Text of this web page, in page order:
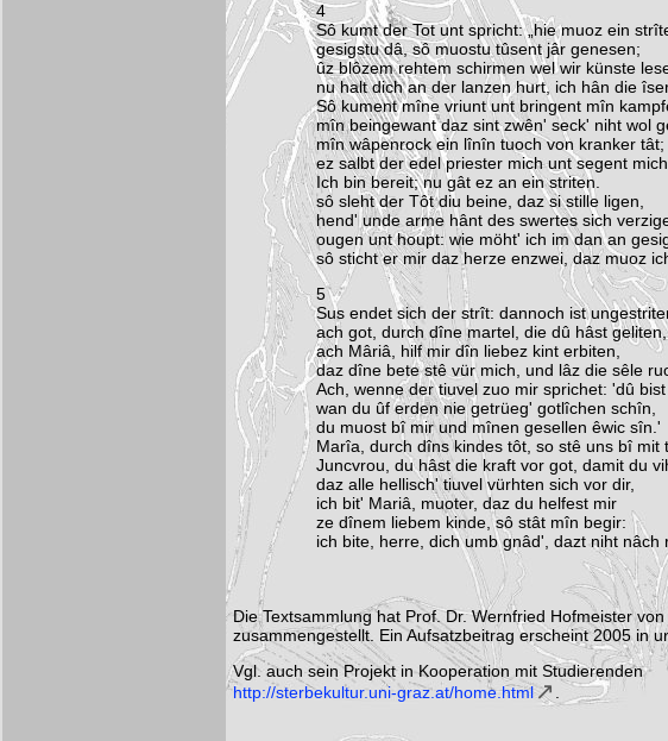
4
Sô kumt der Tot unt spricht: „hie muoz ein
gesigstu dâ, sô muostu tûsent jâr genesen;
ûz blôzem rehtem schirmen wel wir künste
nu halt dich an der lanzen hurt, ich hân die
Sô kument mîne vriunt unt bringent mîn
mîn beingewant daz sint zwên' seck' niht wol
mîn wâpenrock ein lînîn tuoch von kranker tât;
ez salbt der edel priester mich unt segent
Ich bin bereit; nu gât ez an ein striten.
sô sleht der Tôt diu beine, daz si stille ligen,
hend' unde arme hânt des swertes sich
ougen unt houpt: wie möht' ich im dan an
sô sticht er mir daz herze enzwei, daz muoz
5
Sus endet sich der strît: dannoch ist
ach got, durch dîne martel, die dû hâst geliten,
ach Mâriâ, hilf mir dîn liebez kint erbiten,
daz dîne bete stê vür mich, und lâz die sêle
Ach, wenne der tiuvel zuo mir sprichet: 'dû bist
wan du ûf erden nie getrüeg' gotlîchen schîn,
du muost bî mir und mînen gesellen êwic sîn.'
Marîa, durch dîns kindes tôt, so stê uns bî mit
Juncvrou, du hâst die kraft vor got, damit du
daz alle hellisch' tiuvel vürhten sich vor dir,
ich bit' Mariâ, muoter, daz du helfest mir
ze dînem liebem kinde, sô stât mîn begir:
ich bite, herre, dich umb gnâd', dazt niht nâch
Die Textsammlung hat Prof. Dr. Wernfried Hofmeister
zusammengestellt. Ein Aufsatzbeitrag erscheint 2005 in
Vgl. auch sein Projekt in Kooperation mit Studierenden
http://sterbekultur.uni-graz.at/home.html
.